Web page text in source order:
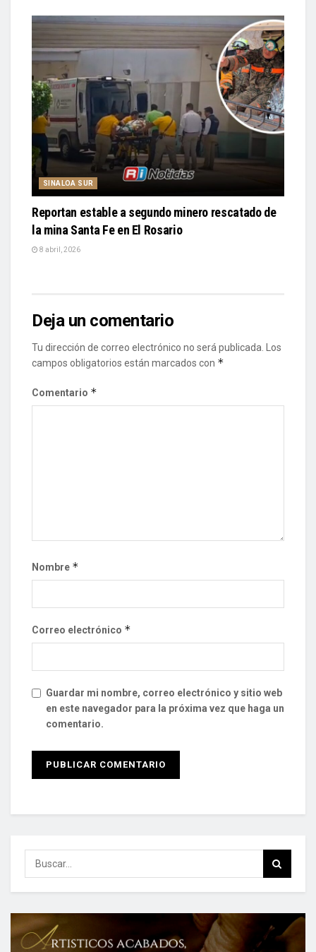
SINALOA SUR
Reportan estable a segundo minero rescatado de
la mina Santa Fe en El Rosario
8 abril, 2026
Deja un comentario
Tu dirección de correo electrónico no será publicada.
Los
campos obligatorios están marcados con *
Comentario *
Nombre *
Correo electrónico *
Guardar mi nombre, correo electrónico y sitio web
en este navegador para la próxima vez que haga un
comentario.